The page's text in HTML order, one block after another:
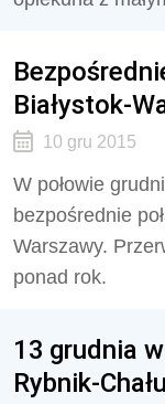
Białystok-
10 gru 2015
W połowie
bezpośrednie
Warszawy.
ponad rok.
13 grudnia
Rybnik-